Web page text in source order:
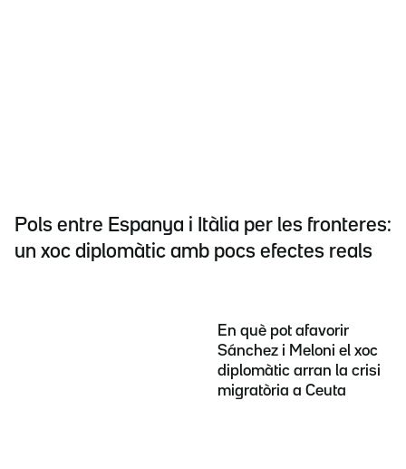
Pols entre Espanya i Itàlia per les fronteres:
un xoc diplomàtic amb pocs efectes reals
En què pot afavorir
Sánchez i Meloni el xoc
diplomàtic arran la crisi
migratòria a Ceuta